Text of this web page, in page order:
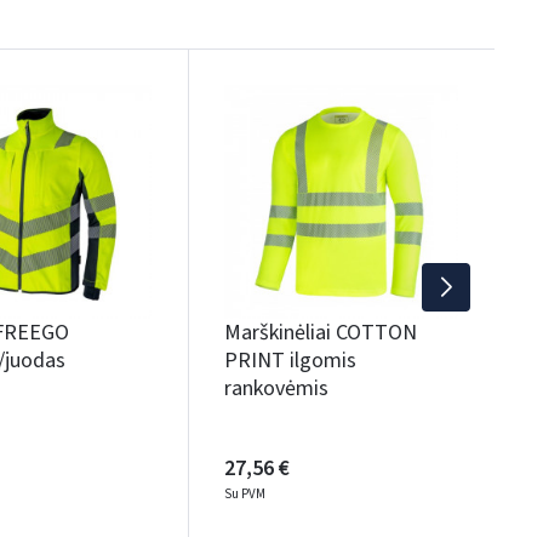
Marškinėliai COTTON
PRINT ilgomis
rankovėmis
27,56 €
Su PVM